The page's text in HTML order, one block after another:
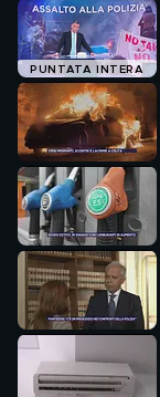
PUNTATA INTERA